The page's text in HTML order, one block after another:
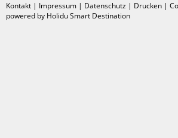
Kontakt | Impressum | Datenschutz | Drucken |
powered by Holidu Smart Destination